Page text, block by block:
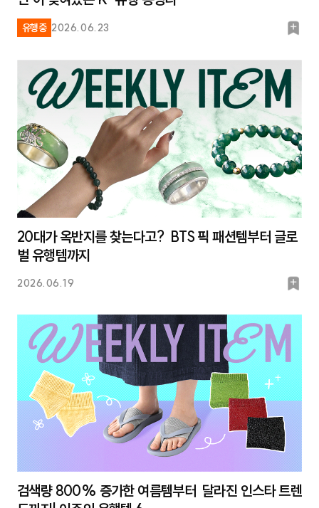
유행중 2026.06.23
북
크
20대가 옥반지를 찾는다고? BTS 픽 패션템부터 글로
벌 유행템까지
2026.06.19
북
크
검색량 800% 증가한 여름템부터 달라진 인스타 트렌